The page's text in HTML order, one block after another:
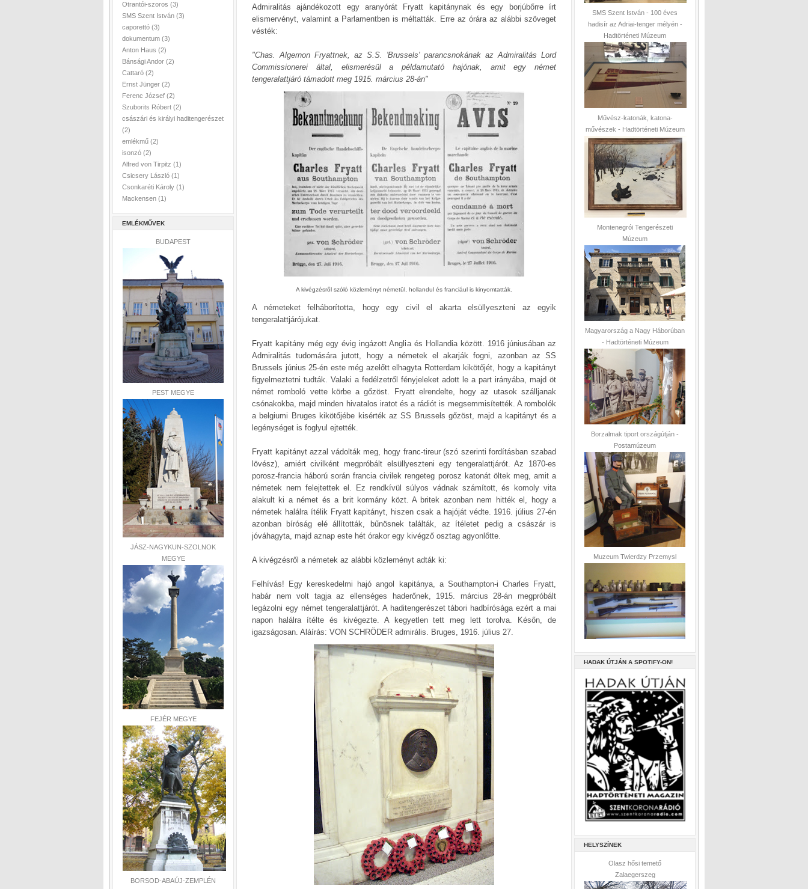
Otrantói-szoros (3)
SMS Szent István (3)
caporettó (3)
dokumentum (3)
Anton Haus (2)
Bánsági Andor (2)
Cattaró (2)
Ernst Jünger (2)
Ferenc József (2)
Szuborits Róbert (2)
császári és királyi haditengerészet
(2)
emlékmű (2)
isonzó (2)
Alfred von Tirpitz (1)
Csicsery László (1)
Csonkaréti Károly (1)
Mackensen (1)
EMLÉKMŰVEK
BUDAPEST
PEST MEGYE
JÁSZ-NAGYKUN-SZOLNOK
MEGYE
FEJÉR MEGYE
BORSOD-ABAÚJ-ZEMPLÉN
Admiralitás ajándékozott egy aranyórát Fryatt kapitánynak és egy borjúbőrre írt
elismervényt, valamint a Parlamentben is méltatták. Erre az órára az alábbi szöveget
vésték:
"Chas. Algernon Fryattnek, az S.S. 'Brussels' parancsnokának az Admiralitás Lord
Commissionerei által, elismerésül a példamutató hajónak, amit egy német
tengeralattjáró támadott meg 1915. március 28-án"
A kivégzésről szóló közleményt németül, hollandul és franciául is kinyomtatták.
A németeket felháborította, hogy egy civil el akarta elsüllyeszteni az egyik
tengeralattjárójukat.
Fryatt kapitány még egy évig ingázott Anglia és Hollandia között. 1916 júniusában az
Admiralitás tudomására jutott, hogy a németek el akarják fogni, azonban az SS
Brussels június 25-én este még azelőtt elhagyta Rotterdam kikötőjét, hogy a kapitányt
figyelmeztetni tudták. Valaki a fedélzetről fényjeleket adott le a part irányába, majd öt
német romboló vette körbe a gőzöst. Fryatt elrendelte, hogy az utasok szálljanak
csónakokba, majd minden hivatalos iratot és a rádiót is megsemmisítették. A rombolók
a belgiumi Bruges kikötőjébe kisérték az SS Brussels gőzöst, majd a kapitányt és a
legénységet is foglyul ejtették.
Fryatt kapitányt azzal vádolták meg, hogy franc-tireur (szó szerinti fordításban szabad
lövész), amiért civilként megpróbált elsüllyeszteni egy tengeralattjárót. Az 1870-es
porosz-francia háború során francia civilek rengeteg porosz katonát öltek meg, amit a
németek nem felejtettek el. Ez rendkívül súlyos vádnak számított, és komoly vita
alakult ki a német és a brit kormány közt. A britek azonban nem hitték el, hogy a
németek halálra ítélik Fryatt kapitányt, hiszen csak a hajóját védte. 1916. július 27-én
azonban bíróság elé állították, bűnösnek találták, az ítéletet pedig a császár is
jóváhagyta, majd aznap este hét órakor egy kivégző osztag agyonlőtte.
A kivégzésről a németek az alábbi közleményt adták ki:
Felhívás! Egy kereskedelmi hajó angol kapitánya, a Southampton-i Charles Fryatt,
habár nem volt tagja az ellenséges haderőnek, 1915. március 28-án megpróbált
legázolni egy német tengeralattjárót. A haditengerészet tábori hadbírósága ezért a mai
napon halálra ítélte és kivégezte. A kegyetlen tett meg lett torolva. Későn, de
igazságosan. Aláírás: VON SCHRÖDER admirális. Bruges, 1916. július 27.
SMS Szent István - 100 éves
hadisír az Adriai-tenger mélyén -
Hadtörténeti Múzeum
Művész-katonák, katona-
művészek - Hadtörténeti Múzeum
Montenegrói Tengerészeti
Múzeum
Magyarország a Nagy Háborúban
- Hadtörténeti Múzeum
Borzalmak tiport országútján -
Postamúzeum
Muzeum Twierdzy Przemysl
HADAK ÚTJÁN A SPOTIFY-ON!
HELYSZÍNEK
Olasz hősi temető
Zalaegerszeg